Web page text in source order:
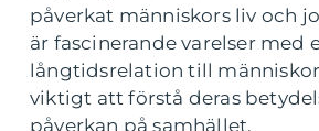
påverkat människors liv och
är fascinerande varelser med
långtidsrelation till
viktigt att förstå deras
påverkan på samhället.